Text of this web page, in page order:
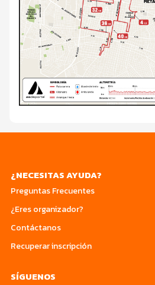
¿NECESITAS AYUDA?
Preguntas Frecuentes
¿Eres organizador?
Contáctanos
Recuperar inscripción
SÍGUENOS